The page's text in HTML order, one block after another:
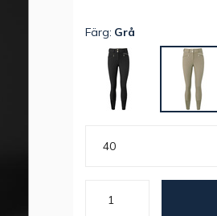
Färg: Grå
40